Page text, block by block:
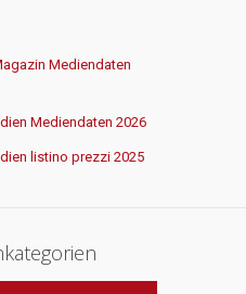
Mediendaten
Mediendaten 2026
listino prezzi 2025